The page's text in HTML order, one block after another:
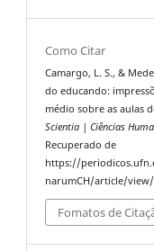
Como Citar
Camargo, L. S., &
do educando:
médio sobre as aulas
Scientia | Ciências
Recuperado de
https://
narumCH/article/view/
Fomatos de